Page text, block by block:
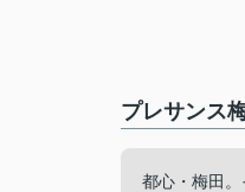
プレサンス
都心・梅田